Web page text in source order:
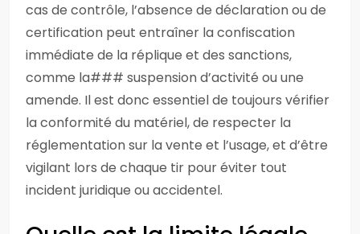
cas de contrôle, l’absence de déclaration ou de
certification peut entraîner la confiscation
immédiate de la réplique et des sanctions,
comme la### suspension d’activité ou une
amende. Il est donc essentiel de toujours vérifier
la conformité du matériel, de respecter la
réglementation sur la vente et l’usage, et d’être
vigilant lors de chaque tir pour éviter tout
incident juridique ou accidentel.